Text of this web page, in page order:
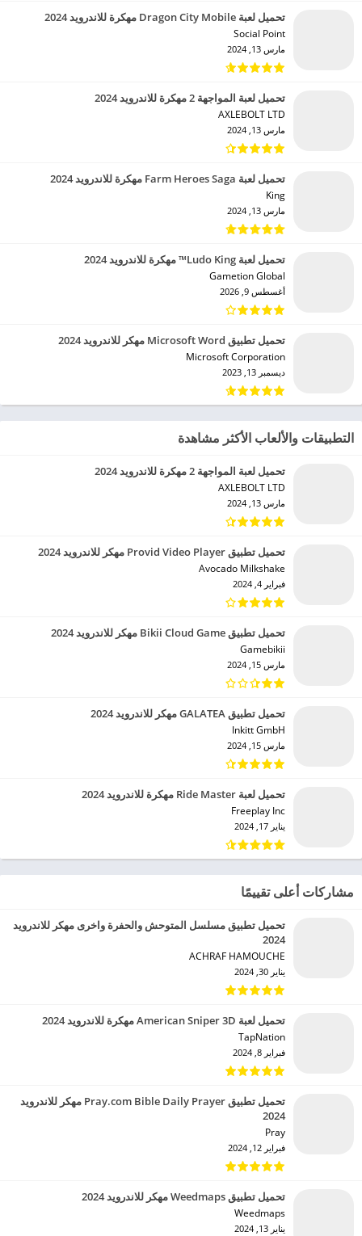
تحميل لعبة Dragon City Mobile مهكرة للاندرويد 2024
Social Point‏
مارس 13, 2024
تحميل لعبة المواجهة 2 مهكرة للاندرويد 2024
AXLEBOLT LTD‏
مارس 13, 2024
تحميل لعبة Farm Heroes Saga مهكرة للاندرويد 2024
King‏
مارس 13, 2024
تحميل لعبة Ludo King™ مهكرة للاندرويد 2024
Gametion Global‏
أغسطس 9, 2026
تحميل تطبيق Microsoft Word مهكر للاندرويد 2024
Microsoft Corporation‏
ديسمبر 13, 2023
التطبيقات والألعاب الأكثر مشاهدة
تحميل لعبة المواجهة 2 مهكرة للاندرويد 2024
AXLEBOLT LTD‏
مارس 13, 2024
تحميل تطبيق Provid Video Player مهكر للاندرويد 2024
Avocado Milkshake‏
فبراير 4, 2024
تحميل تطبيق Bikii Cloud Game مهكر للاندرويد 2024
Gamebikii‏
مارس 15, 2024
تحميل تطبيق GALATEA مهكر للاندرويد 2024
Inkitt GmbH‏
مارس 15, 2024
تحميل لعبة Ride Master مهكرة للاندرويد 2024
Freeplay Inc‏
يناير 17, 2024
مشاركات أعلى تقييمًا
تحميل تطبيق مسلسل المتوحش والحفرة واخرى مهكر للاندرويد
2024
ACHRAF HAMOUCHE‏
يناير 30, 2024
تحميل لعبة American Sniper 3D مهكرة للاندرويد 2024
TapNation‏
فبراير 8, 2024
تحميل تطبيق Pray.com Bible Daily Prayer مهكر للاندرويد
2024
Pray‏
فبراير 12, 2024
تحميل تطبيق Weedmaps مهكر للاندرويد 2024
Weedmaps‏
يناير 13, 2024